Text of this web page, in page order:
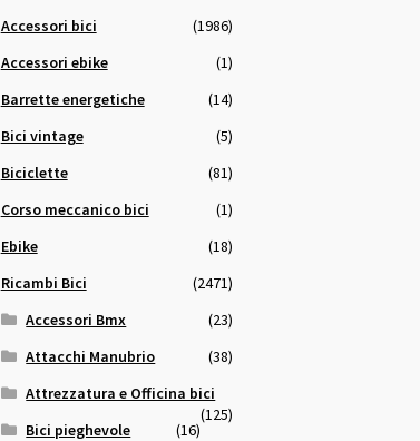
Accessori bici
(1986)
Accessori ebike
(1)
Barrette energetiche
(14)
Bici vintage
(5)
Biciclette
(81)
Corso meccanico bici
(1)
Ebike
(18)
Ricambi Bici
(2471)
Accessori Bmx
(23)
Attacchi Manubrio
(38)
Attrezzatura e Officina bici
(125)
Bici pieghevole
(16)